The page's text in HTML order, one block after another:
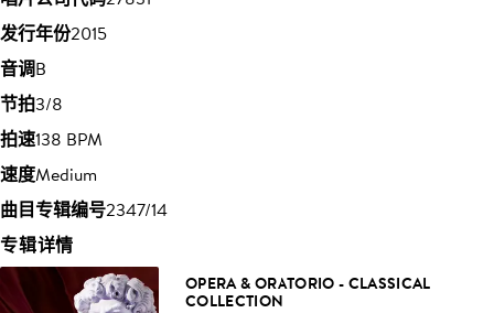
发行年份2015
音调B
节拍3/8
拍速138 BPM
速度Medium
曲目专辑编号2347/14
专辑详情
OPERA & ORATORIO - CLASSICAL
COLLECTION